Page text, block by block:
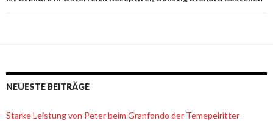
NEUESTE BEITRÄGE
Starke Leistung von Peter beim Granfondo der Temepelritter